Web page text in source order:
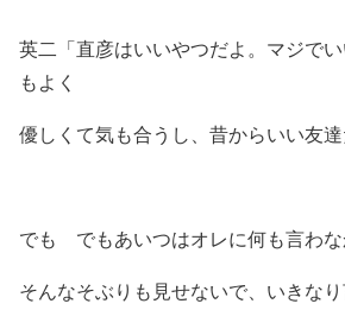
英二「直彦はいいやつだよ。マジで
もよく
優しくて気も合うし、昔からいい友達
でも でもあいつはオレに何も言わな
そんなそぶりも見せないで、いきな